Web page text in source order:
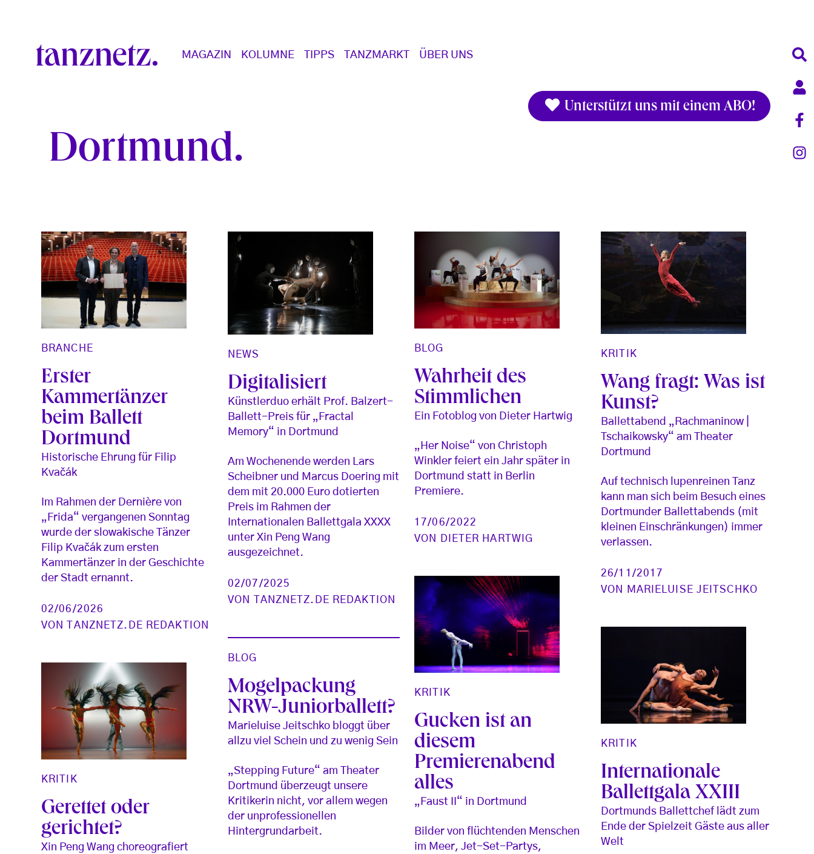
Main navigation
MAGAZIN KOLUMNE TIPPS TANZMARKT ÜBER UNS
Unterstützt uns mit einem ABO!
Dortmund
BRANCHE
Erster
Kammertänzer
beim Ballett
Dortmund
Historische Ehrung für Filip
Kvačák
Im Rahmen der Dernière von
„Frida“ vergangenen Sonntag
wurde der slowakische Tänzer
Filip Kvačák zum ersten
Kammertänzer in der Geschichte
der Stadt ernannt.
02/06/2026
VON
TANZNETZ.DE REDAKTION
NEWS
Digitalisiert
Künstlerduo erhält Prof. Balzert-
Ballett-Preis für „Fractal
Memory“ in Dortmund
Am Wochenende werden Lars
Scheibner und Marcus Doering mit
dem mit 20.000 Euro dotierten
Preis im Rahmen der
Internationalen Ballettgala XXXX
unter Xin Peng Wang
ausgezeichnet.
02/07/2025
VON
TANZNETZ.DE REDAKTION
BLOG
Wahrheit des
Stimmlichen
Ein Fotoblog von Dieter Hartwig
„Her Noise“ von Christoph
Winkler feiert ein Jahr später in
Dortmund statt in Berlin
Premiere.
17/06/2022
VON
DIETER HARTWIG
KRITIK
Wang fragt: Was ist
Kunst?
Ballettabend „Rachmaninow |
Tschaikowsky“ am Theater
Dortmund
Auf technisch lupenreinen Tanz
kann man sich beim Besuch eines
Dortmunder Ballettabends (mit
kleinen Einschränkungen) immer
verlassen.
26/11/2017
VON
MARIELUISE JEITSCHKO
KRITIK
Gucken ist an
diesem
Premierenabend
alles
„Faust II“ in Dortmund
Bilder von flüchtenden Menschen
im Meer, Jet-Set-Partys,
KRITIK
Internationale
Ballettgala XXIII
Dortmunds Ballettchef lädt zum
Ende der Spielzeit Gäste aus aller
Welt
BLOG
Mogelpackung
NRW-Juniorballett?
Marieluise Jeitschko bloggt über
allzu viel Schein und zu wenig Sein
„Stepping Future“ am Theater
Dortmund überzeugt unsere
Kritikerin nicht, vor allem wegen
der unprofessionellen
Hintergrundarbeit.
KRITIK
Gerettet oder
gerichtet?
Xin Peng Wang choreografiert